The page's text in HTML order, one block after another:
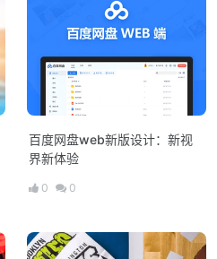
百度网盘web新版设计：新视
界新体验
0 0